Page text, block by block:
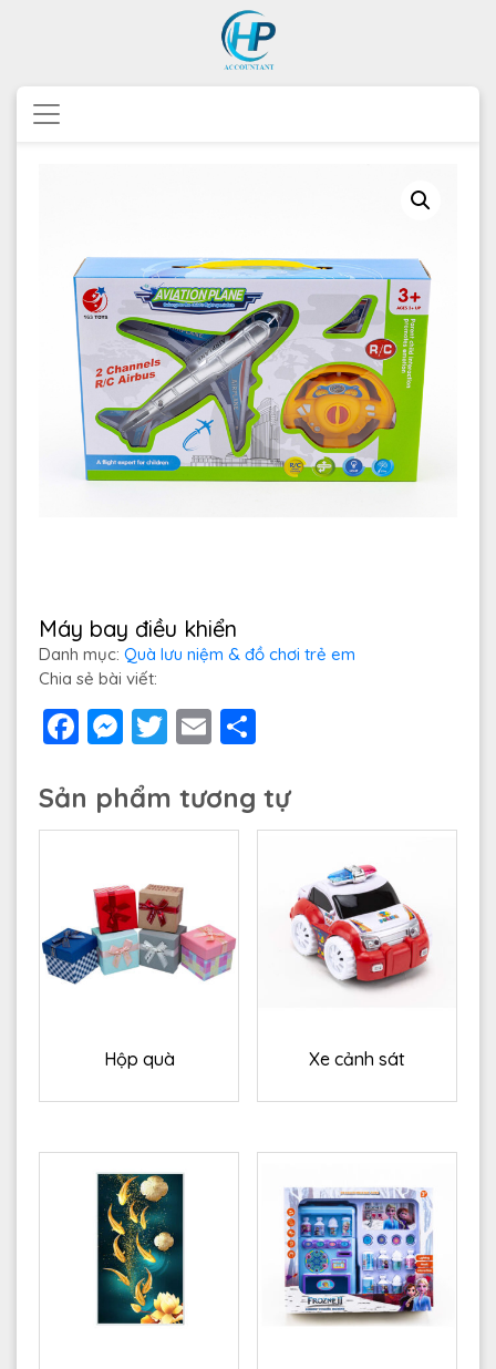
Máy bay điều khiển
Danh mục: Quà lưu niệm & đồ chơi trẻ em
Chia sẻ bài viết:
Facebook
Messenger
Twitter
Email
Sản phẩm tương tự
Hộp quà Xe cảnh sát